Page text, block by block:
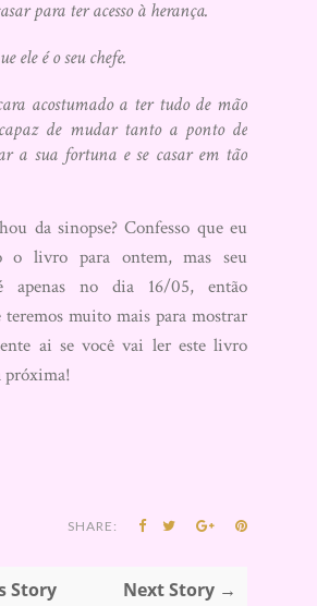
para ter acesso à herança.
ele é o seu chefe.
acostumado a ter tudo de mão
de mudar tanto a ponto de
a sua fortuna e se casar em tão
da sinopse? Confesso que eu
o livro para ontem, mas seu
apenas no dia 16/05, então
teremos muito mais para mostrar
ai se você vai ler este livro
próxima!
SHARE:
Story Next Story →